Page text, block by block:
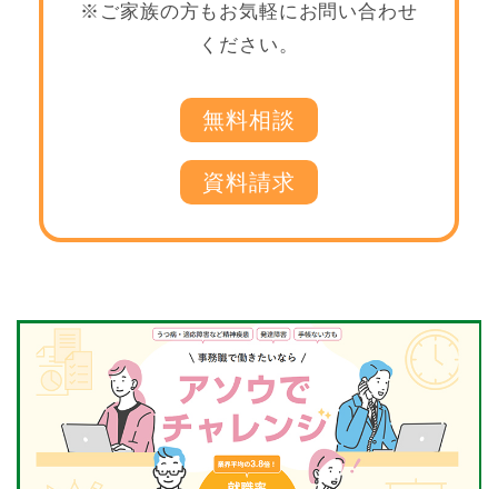
※ご家族の方もお気軽にお問い合わせ
ください。
無料相談
資料請求